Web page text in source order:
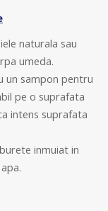
naturala sau
umeda.
un sampon pentru
pe o suprafata
intens suprafata
inmuiat in